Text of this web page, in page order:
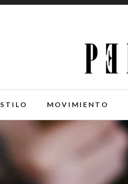
MOVIMIENTO